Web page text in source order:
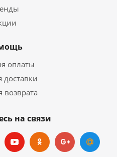
оплаты
доставки
возврата
на связи